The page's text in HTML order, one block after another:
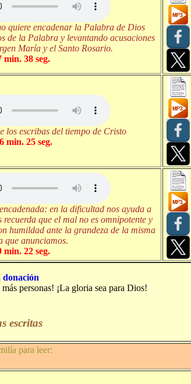
quiere encadenar la Palabra de Dios
de la Palabra y levantando acusaciones
María y el Santo Rosario.
min. 38 seg.
los escribas del tiempo de Cristo
min. 25 seg.
en la dificultad nos ayuda a
que el mal no es omnipotente y
humildad ante la grandeza de la misma
que anunciamos.
min. 22 seg.
donación
personas! ¡La gloria sea para Dios!
escritas
para leer: